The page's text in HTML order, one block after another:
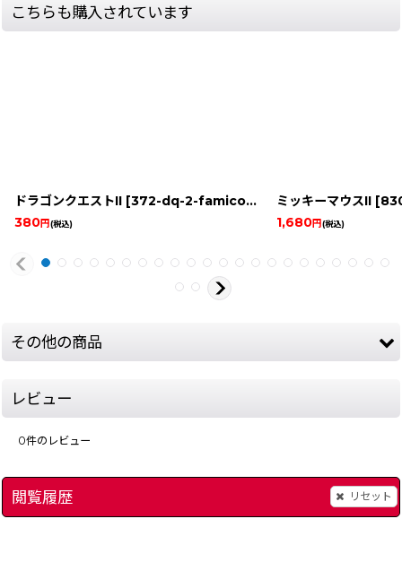
こちらも購入されています
ドラゴンクエストII [372-dq-2-famicom
380円(税込)
ミッキーマウスII [
1,680円(税込)
その他の商品
レビュー
0件のレビュー
閲覧履歴 リセット